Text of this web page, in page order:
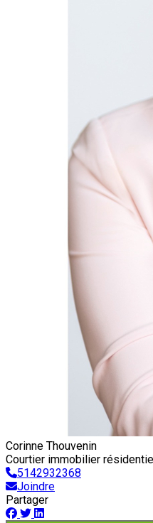
Corinne Thouvenin
Courtier immobilier
5142932368
Joindre
Partager